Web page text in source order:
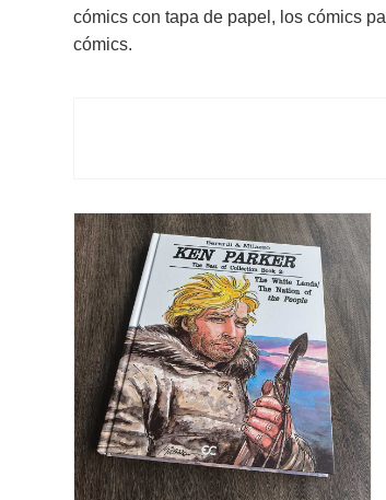
cómics con tapa de papel, los cómics
cómics.